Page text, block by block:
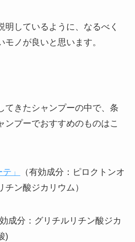
明しているように、なるべく
ノが良いと思います。
てきたシャンプーの中で、条
ンプーでおすすめのものはこ
」
（有効成分：ピロクトンオ
チン酸ジカリウム）
成分：グリチルリチン酸ジカ
)